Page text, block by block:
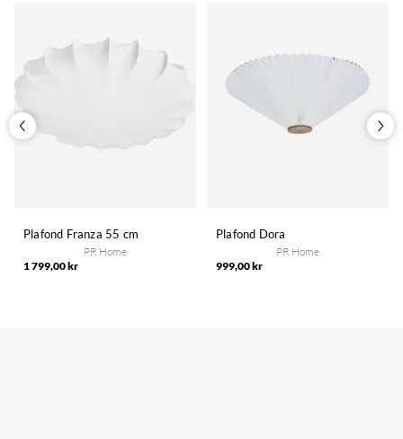
Plafond Franza 55 cm
PR Home
1 799,00 kr
Plafond Dora
PR Home
999,00 kr